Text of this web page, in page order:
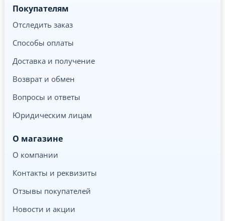
Покупателям
Отследить заказ
Способы оплаты
Доставка и получение
Возврат и обмен
Вопросы и ответы
Юридическим лицам
О магазине
О компании
Контакты и реквизиты
Отзывы покупателей
Новости и акции